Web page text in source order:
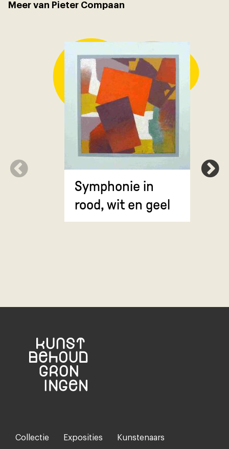
Meer van Pieter Compaan
Symphonie in
rood, wit en geel
Footer-
Collectie Exposities Kunstenaars